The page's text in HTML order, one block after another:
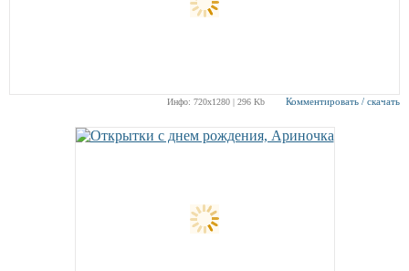
Инфо: 720х1280 | 296 Kb Комментировать / скачать